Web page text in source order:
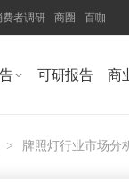
费者调研 商圈 百咖
可研报告 商
> 牌照灯行业市场分